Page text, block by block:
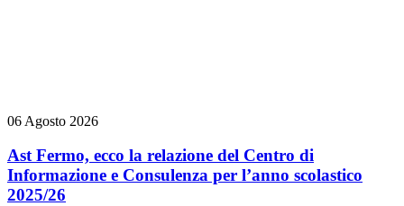
06 Agosto 2026
Ast Fermo, ecco la relazione del Centro di
Informazione e Consulenza per l’anno scolastico
2025/26